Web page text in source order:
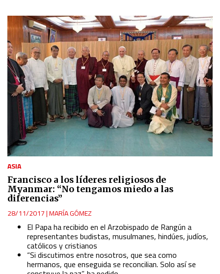
ASIA
Francisco a los líderes religiosos de
Myanmar: “No tengamos miedo a las
diferencias”
28/11/2017|MARÍA GÓMEZ
El Papa ha recibido en el Arzobispado de Rangún a
representantes budistas, musulmanes, hindúes, judíos,
católicos y cristianos
“Si discutimos entre nosotros, que sea como
hermanos, que enseguida se reconcilian. Solo así se